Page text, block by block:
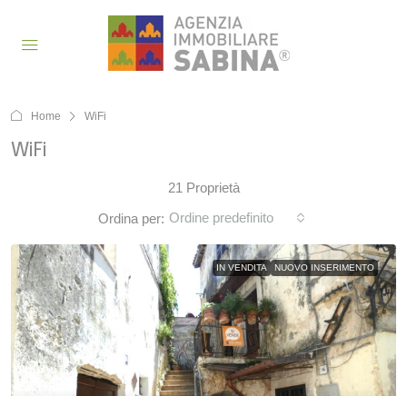
Home WiFi
WiFi
21 Proprietà
Ordina per: Ordine predefinito
IN VENDITA NUOVO INSERIMENTO